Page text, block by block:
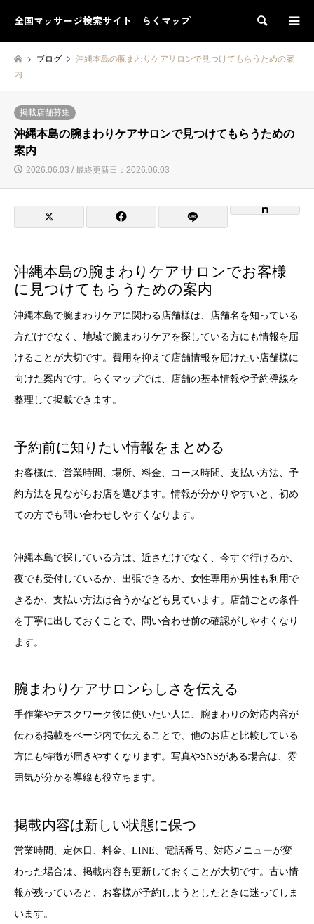
全国マッサージ検索サイト｜らくマップ 検索
ブログ
沖縄本島の腕まわりケアサロンで見つけてもらうための案
内
掲載店舗募集
沖縄本島の腕まわりケアサロンで見つけてもらうための
案内
2026.06.03 / 最終更新日：2026.06.03
沖縄本島の腕まわりケアサロンでお客様
に見つけてもらうための案内
沖縄本島で腕まわりケアに関わる店舗様は、店舗名を知っている
方だけでなく、地域で腕まわりケアを探している方にも情報を届
けることが大切です。費用を抑えて店舗情報を届けたい店舗様に
向けた案内です。らくマップでは、店舗の基本情報や予約導線を
整理して掲載できます。
予約前に知りたい情報をまとめる
お客様は、営業時間、場所、料金、コース時間、支払い方法、予
約方法を見ながらお店を選びます。情報が分かりやすいと、初め
ての方でも問い合わせしやすくなります。
沖縄本島で探している方は、近さだけでなく、今すぐ行けるか、
夜でも受付しているか、出張できるか、女性専用か男性も利用で
きるか、支払い方法は合うかなども見ています。店舗ごとの条件
を丁寧に出しておくことで、問い合わせ前の確認がしやすくなり
ます。
腕まわりケアサロンらしさを伝える
手作業やデスクワーク後に使いたい人に、腕まわりの対応内容が
伝わる掲載をページ内で伝えることで、他のお店と比較している
方にも特徴が届きやすくなります。写真やSNSがある場合は、雰
囲気が分かる導線も役立ちます。
掲載内容は新しい状態に保つ
営業時間、定休日、料金、LINE、電話番号、対応メニューが変
わった場合は、掲載内容も更新しておくことが大切です。古い情
報が残っていると、お客様が予約しようとしたときに迷ってしま
います。